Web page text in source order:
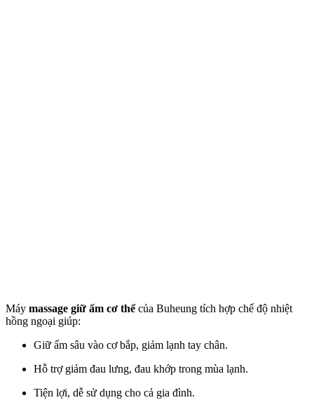
Máy massage giữ ấm cơ thểcủa Buheung tích hợp chế độ nhiệt
hồng ngoại giúp:
Giữ ấm sâu vào cơ bắp, giảm lạnh tay chân.
Hỗ trợ giảm đau lưng, đau khớp trong mùa lạnh.
Tiện lợi, dễ sử dụng cho cả gia đình.